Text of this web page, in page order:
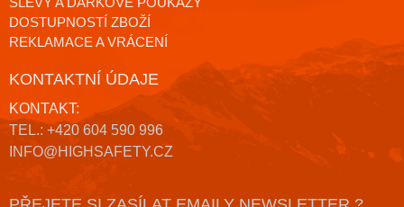
DOSTUPNOSTÍ ZBOŽÍ
REKLAMACE A VRÁCENÍ
KONTAKTNÍ ÚDAJE
KONTAKT:
TEL.: +420 604 590 996
INFO@HIGHSAFETY.CZ